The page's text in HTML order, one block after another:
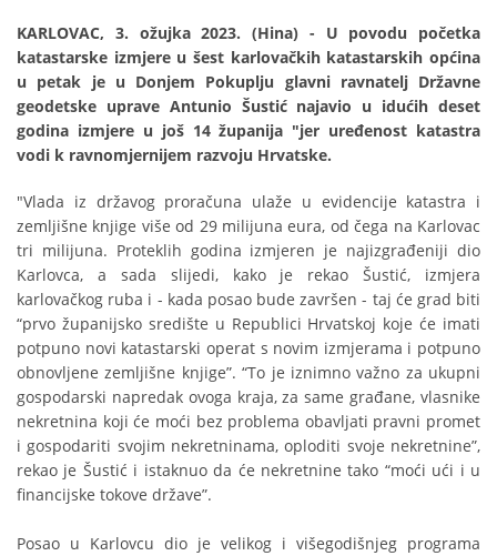
KARLOVAC, 3. ožujka 2023. (Hina) - U povodu početka
katastarske izmjere u šest karlovačkih katastarskih općina
u petak je u Donjem Pokuplju glavni ravnatelj Državne
geodetske uprave Antunio Šustić najavio u idućih deset
godina izmjere u još 14 županija "jer uređenost katastra
vodi k ravnomjernijem razvoju Hrvatske.
"Vlada iz državog proračuna ulaže u evidencije katastra i
zemljišne knjige više od 29 milijuna eura, od čega na Karlovac
tri milijuna. Proteklih godina izmjeren je najizgrađeniji dio
Karlovca, a sada slijedi, kako je rekao Šustić, izmjera
karlovačkog ruba i - kada posao bude završen - taj će grad biti
“prvo županijsko središte u Republici Hrvatskoj koje će imati
potpuno novi katastarski operat s novim izmjerama i potpuno
obnovljene zemljišne knjige”. “To je iznimno važno za ukupni
gospodarski napredak ovoga kraja, za same građane, vlasnike
nekretnina koji će moći bez problema obavljati pravni promet
i gospodariti svojim nekretninama, oploditi svoje nekretnine”,
rekao je Šustić i istaknuo da će nekretnine tako “moći ući i u
financijske tokove države”.
Posao u Karlovcu dio je velikog i višegodišnjeg programa